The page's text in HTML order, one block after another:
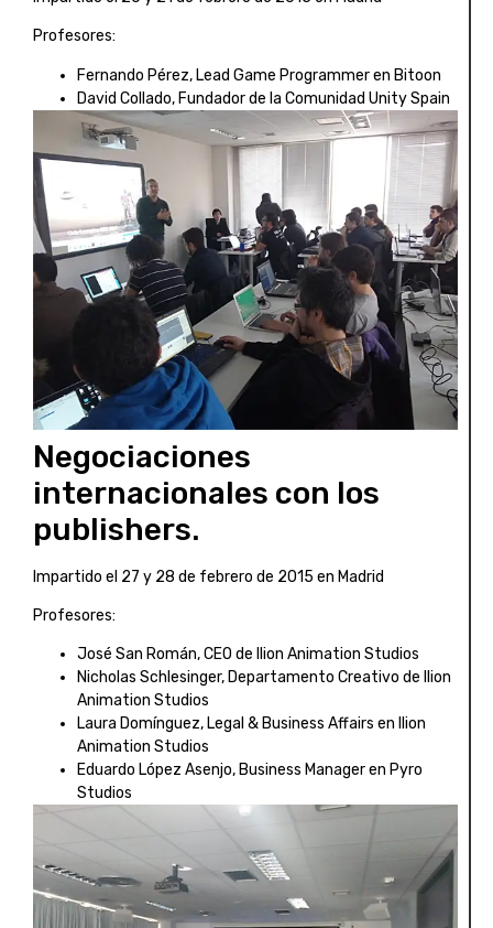
Profesores:
Fernando Pérez, Lead Game Programmer en Bitoon
David Collado, Fundador de la Comunidad Unity Spain
Negociaciones
internacionales con los
publishers.
Impartido el 27 y 28 de febrero de 2015 en Madrid
Profesores:
José San Román, CEO de Ilion Animation Studios
Nicholas Schlesinger, Departamento Creativo de Ilion
Animation Studios
Laura Domínguez, Legal & Business Affairs en Ilion
Animation Studios
Eduardo López Asenjo, Business Manager en Pyro
Studios